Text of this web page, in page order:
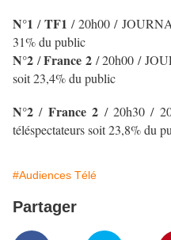
N°1 /TF1 /20h00 /
31% du public
N°2 /France 2 / 20h00 /
soit 23,4% du public
N°2 / France 2 / 20h30 /
téléspectateurs soit 23,8% du
#Audiences Télé
Partager